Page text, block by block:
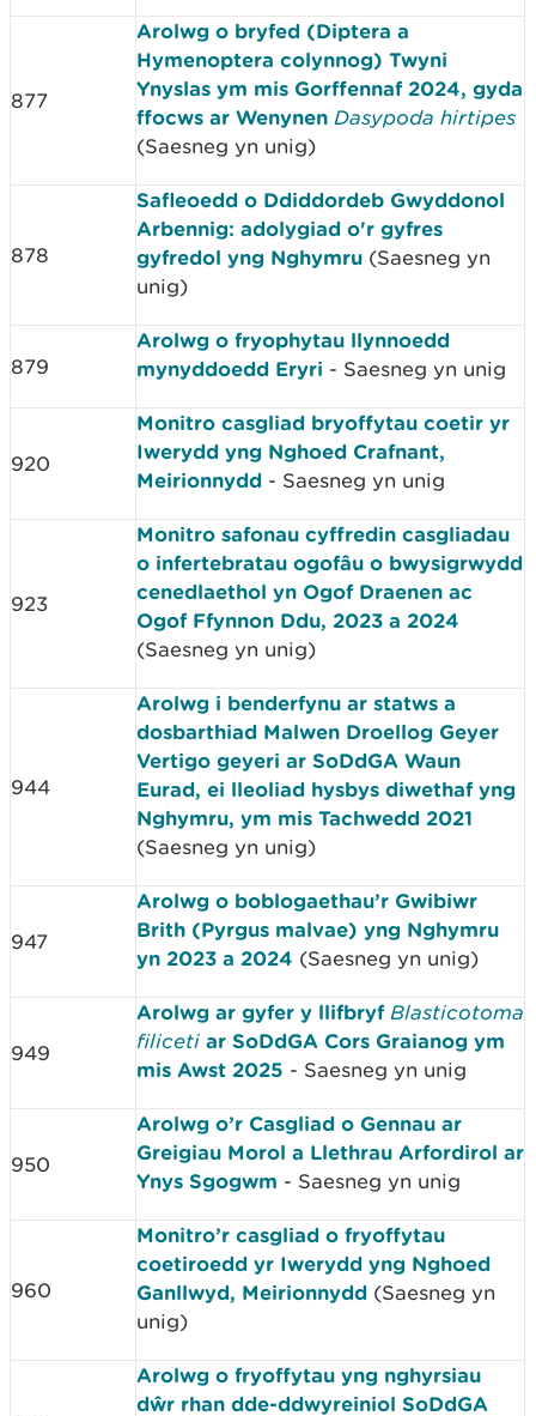
877
Arolwg o bryfed (Diptera a
Hymenoptera colynnog) Twyni
Ynyslas ym mis Gorffennaf 2024, gyda
ffocws ar Wenynen Dasypoda hirtipes
(Saesneg yn unig)
878
Safleoedd o Ddiddordeb Gwyddonol
Arbennig: adolygiad o'r gyfres
gyfredol yng Nghymru (Saesneg yn
unig)
879
Arolwg o fryophytau llynnoedd
mynyddoedd Eryri - Saesneg yn unig
920
Monitro casgliad bryoffytau coetir yr
Iwerydd yng Nghoed Crafnant,
Meirionnydd - Saesneg yn unig
923
Monitro safonau cyffredin casgliadau
o infertebratau ogofâu o bwysigrwydd
cenedlaethol yn Ogof Draenen ac
Ogof Ffynnon Ddu, 2023 a 2024
(Saesneg yn unig)
944
Arolwg i benderfynu ar statws a
dosbarthiad Malwen Droellog Geyer
Vertigo geyeri ar SoDdGA Waun
Eurad, ei lleoliad hysbys diwethaf yng
Nghymru, ym mis Tachwedd 2021
(Saesneg yn unig)
947
Arolwg o boblogaethau’r Gwibiwr
Brith (Pyrgus malvae) yng Nghymru
yn 2023 a 2024 (Saesneg yn unig)
949
Arolwg ar gyfer y llifbryf Blasticotoma
filiceti ar SoDdGA Cors Graianog ym
mis Awst 2025 - Saesneg yn unig
950
Arolwg o’r Casgliad o Gennau ar
Greigiau Morol a Llethrau Arfordirol ar
Ynys Sgogwm - Saesneg yn unig
960
Monitro’r casgliad o fryoffytau
coetiroedd yr Iwerydd yng Nghoed
Ganllwyd, Meirionnydd (Saesneg yn
unig)
Arolwg o fryoffytau yng nghyrsiau
dŵr rhan dde-ddwyreiniol SoDdGA